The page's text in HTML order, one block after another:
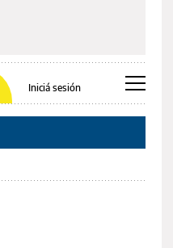
Iniciá sesión